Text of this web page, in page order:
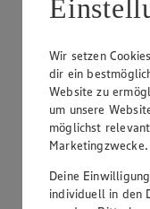
Angebot:
1.79
weiß oder
(1kg=7.16)
Wir setzen
dir ein
Website zu
um unsere
möglichst
Marketingzwecke.
Deine
individuell in den